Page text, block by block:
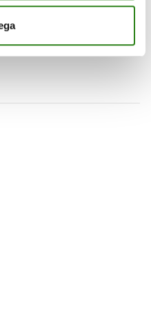
director del Grup